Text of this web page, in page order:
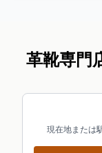
革靴専門
現在地または